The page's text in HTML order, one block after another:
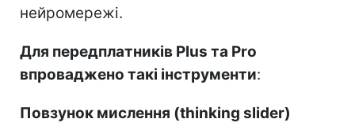
нейромережі.
Для передплатників Plus та Pro
впроваджено такі інструменти:
Повзунок мислення (thinking slider)